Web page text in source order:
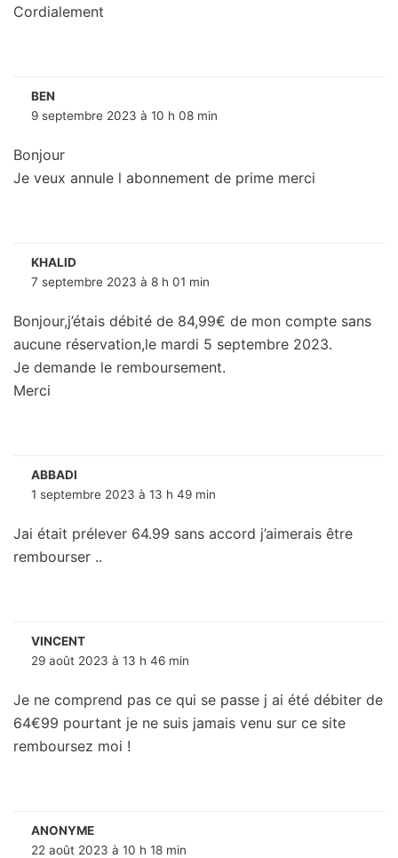
Cordialement
BEN
9 septembre 2023 à 10 h 08 min
Bonjour
Je veux annule l abonnement de prime merci
KHALID
7 septembre 2023 à 8 h 01 min
Bonjour,j’étais débité de 84,99€ de mon compte sans
aucune réservation,le mardi 5 septembre 2023.
Je demande le remboursement.
Merci
ABBADI
1 septembre 2023 à 13 h 49 min
Jai était prélever 64.99 sans accord j’aimerais être
rembourser ..
VINCENT
29 août 2023 à 13 h 46 min
Je ne comprend pas ce qui se passe j ai été débiter de
64€99 pourtant je ne suis jamais venu sur ce site
remboursez moi !
ANONYME
22 août 2023 à 10 h 18 min